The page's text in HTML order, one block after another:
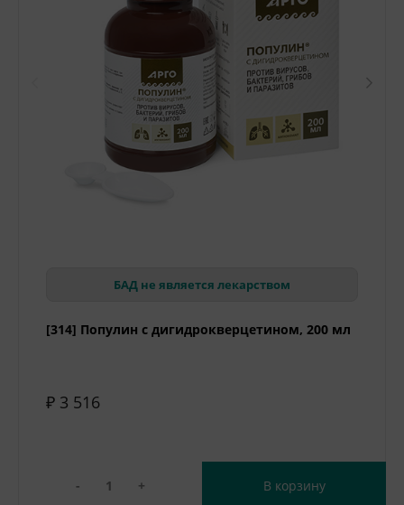
БАД не является лекарством
[314] Популин с дигидрокверцетином, 200 мл
₽ 3 516
- + В корзину